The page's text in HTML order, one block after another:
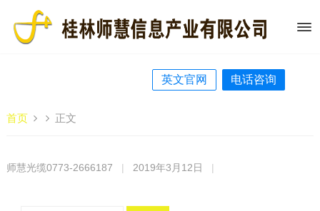
英文官网 电话咨询
首页 正文
师慧光缆0773-2666187 | 2019年3月12日 |